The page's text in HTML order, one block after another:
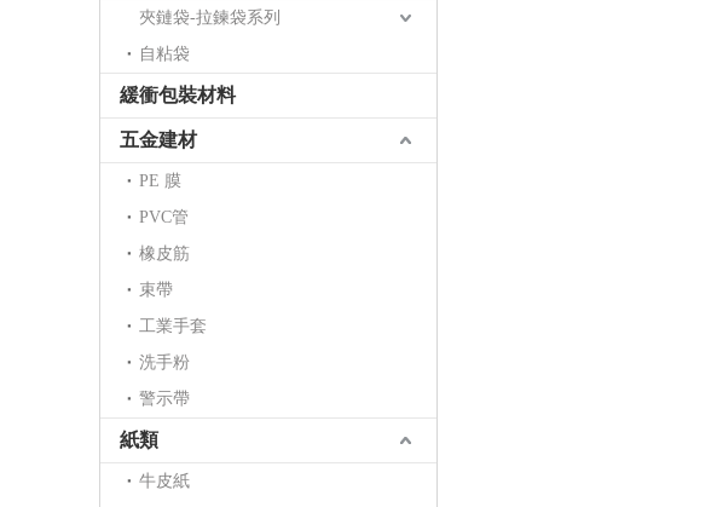
夾鏈袋-拉鍊袋系列
自粘袋
緩衝包裝材料
五金建材
PE 膜
PVC管
橡皮筋
束帶
工業手套
洗手粉
警示帶
紙類
牛皮紙